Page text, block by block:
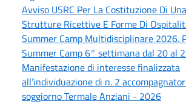
Avviso USRC Per La Costituzione Di
Strutture Ricettive E Forme Di
Summer Camp Multidisciplinare 2026.
Summer Camp 6° settimana dal 20 al
Manifestazione di interesse finalizzata
all’individuazione di n. 2
soggiorno Termale Anziani - 2026